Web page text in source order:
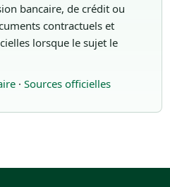
bancaire, de crédit ou
contractuels et
lorsque le sujet le
· Sources officielles